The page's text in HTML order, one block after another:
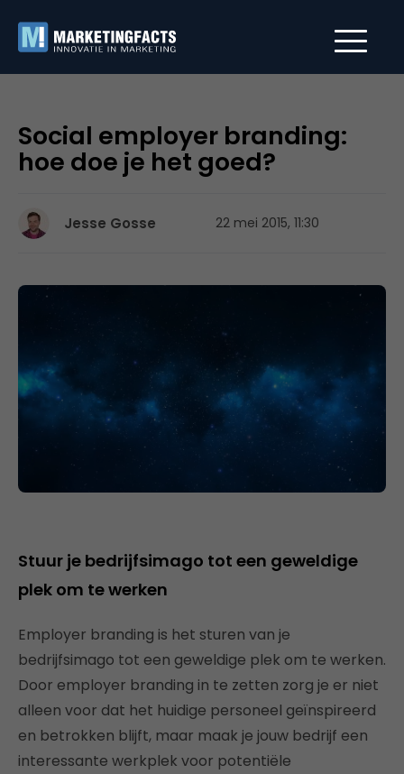
Social employer branding:
hoe doe je het goed?
Jesse Gosse 22 mei 2015, 11:30
Stuur je bedrijfsimago tot een geweldige
plek om te werken
Employer branding is het sturen van je
bedrijfsimago tot een geweldige plek om te werken.
Door employer branding in te zetten zorg je er niet
alleen voor dat het huidige personeel geïnspireerd
en betrokken blijft, maar maak je jouw bedrijf een
interessante werkplek voor potentiële